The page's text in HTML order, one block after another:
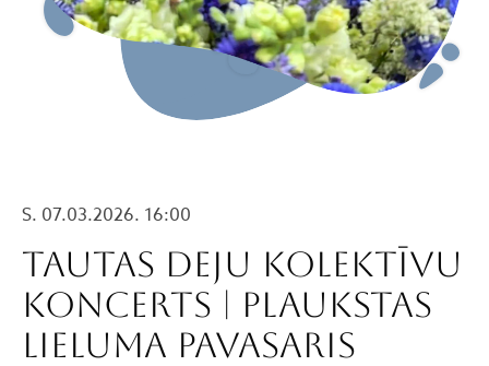
S. 07.03.2026. 16:00
Tautas deju kolektīvu
koncerts | PLAUKSTAS
LIELUMA PAVASARIS